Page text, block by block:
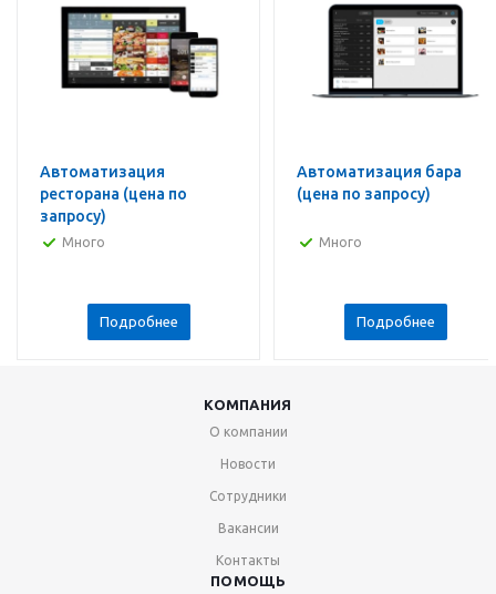
Автоматизация
ресторана (цена по
запросу)
Много
Подробнее
Автоматизация бара
(цена по запросу)
Много
Подробнее
КОМПАНИЯ
О компании
Новости
Сотрудники
Вакансии
Контакты
ПОМОЩЬ